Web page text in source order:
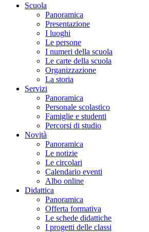
Scuola
Panoramica
Presentazione
I luoghi
Le persone
I numeri della scuola
Le carte della scuola
Organizzazione
La storia
Servizi
Panoramica
Personale scolastico
Famiglie e studenti
Percorsi di studio
Novità
Panoramica
Le notizie
Le circolari
Calendario eventi
Albo online
Didattica
Panoramica
Offerta formativa
Le schede didattiche
I progetti delle classi